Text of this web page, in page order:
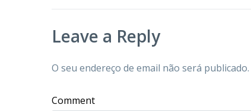
Leave a Reply
O seu endereço de email não será publicado.
Comment